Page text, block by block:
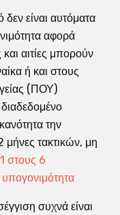
είναι αυτόματα
αφορά
αιτίες μπορούν
ή και στους
(ΠΟΥ)
την
τακτικών, μη
στους 6
συχνά είναι